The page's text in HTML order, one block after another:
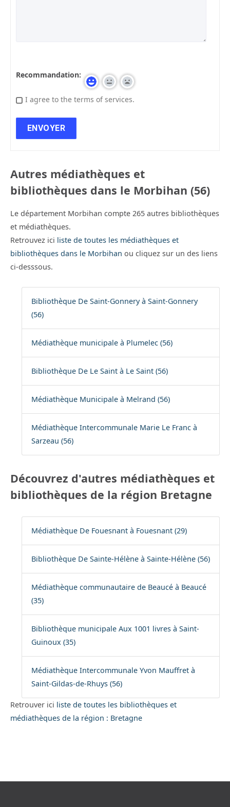
Recommandation:
I agree to the terms of services.
Autres médiathèques et
bibliothèques dans le Morbihan (56)
Le département Morbihan compte 265 autres bibliothèques
et médiathèques.
Retrouvez ici liste de toutes les médiathèques et
bibliothèques dans le Morbihan ou cliquez sur un des liens
ci-desssous.
Bibliothèque De Saint-Gonnery à Saint-Gonnery
(56)
Médiathèque municipale à Plumelec (56)
Bibliothèque De Le Saint à Le Saint (56)
Médiathèque Municipale à Melrand (56)
Médiathèque Intercommunale Marie Le Franc à
Sarzeau (56)
Découvrez d'autres médiathèques et
bibliothèques de la région Bretagne
Médiathèque De Fouesnant à Fouesnant (29)
Bibliothèque De Sainte-Hélène à Sainte-Hélène (56)
Médiathèque communautaire de Beaucé à Beaucé
(35)
Bibliothèque municipale Aux 1001 livres à Saint-
Guinoux (35)
Médiathèque Intercommunale Yvon Mauffret à
Saint-Gildas-de-Rhuys (56)
Retrouver ici liste de toutes les bibliothèques et
médiathèques de la région : Bretagne